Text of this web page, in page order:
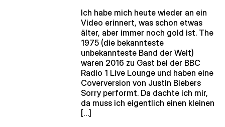
Ich habe mich heute wieder an ein
Video erinnert, was schon etwas
älter, aber immer noch gold ist. The
1975 (die bekannteste
unbekannteste Band der Welt)
waren 2016 zu Gast bei der BBC
Radio 1 Live Lounge und haben eine
Coverversion von Justin Biebers
Sorry performt. Da dachte ich mir,
da muss ich eigentlich einen kleinen
[…]